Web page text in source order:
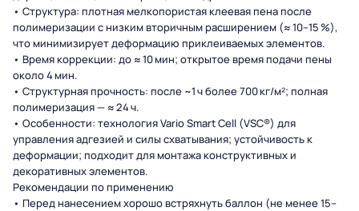
• Структура: плотная мелкопористая клеевая пена после
полимеризации с низким вторичным расширением (≈ 10–15 %),
что минимизирует деформацию приклеиваемых элементов.
• Время коррекции: до ≈ 10 мин; открытое время подачи пены
около 4 мин.
• Структурная прочность: после ~1 ч более 700 кг/м²; полная
полимеризация — ≈ 24 ч.
• Особенности: технология Vario Smart Cell (VSC®) для
управления адгезией и силы схватывания; устойчивость к
деформации; подходит для монтажа конструктивных и
декоративных элементов.
Рекомендации по применению
• Перед нанесением хорошо встряхнуть баллон (не менее 15–